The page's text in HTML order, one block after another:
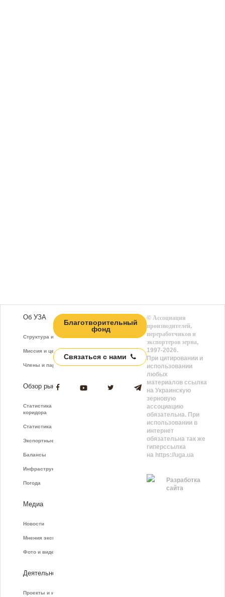
Об УЗА
Структура и функции
Миссия и цели
Члены и партнёры
Обзор рынка
Статистика зернового
коридора
Статистика фрахта
Экспортные показатели
Балансы
Инфраструктура
Погода
Медиа
Новости
Мнения экспертов
Фото и видео
Деятельность
Проекты и инициативы
Благотворительный
фонд
Связаться с нами
©Ассоциация
производителей,
переработчиков и
экспортеров зерна,
1997-2026.
При цитировании и
использовании
любых
материалов ссылка
на Украинскую
зерновую
ассоциацию
обязательна. При
использовании в
интернет
обязательна так же
гиперссылка
на https://uga.ua
Разработка
сайта